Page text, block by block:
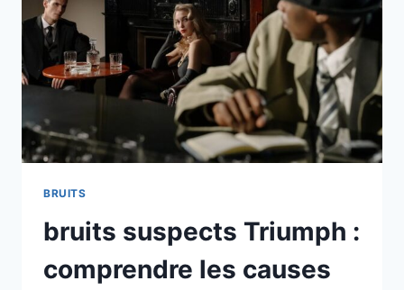
BRUITS
bruits suspects Triumph :
comprendre les causes